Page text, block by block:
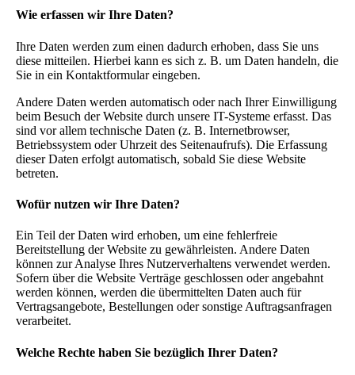
Wie erfassen wir Ihre Daten?
Ihre Daten werden zum einen dadurch erhoben, dass Sie uns
diese mitteilen. Hierbei kann es sich z. B. um Daten handeln, die
Sie in ein Kontaktformular eingeben.
Andere Daten werden automatisch oder nach Ihrer Einwilligung
beim Besuch der Website durch unsere IT-Systeme erfasst. Das
sind vor allem technische Daten (z. B. Internetbrowser,
Betriebssystem oder Uhrzeit des Seitenaufrufs). Die Erfassung
dieser Daten erfolgt automatisch, sobald Sie diese Website
betreten.
Wofür nutzen wir Ihre Daten?
Ein Teil der Daten wird erhoben, um eine fehlerfreie
Bereitstellung der Website zu gewährleisten. Andere Daten
können zur Analyse Ihres Nutzerverhaltens verwendet werden.
Sofern über die Website Verträge geschlossen oder angebahnt
werden können, werden die übermittelten Daten auch für
Vertragsangebote, Bestellungen oder sonstige Auftragsanfragen
verarbeitet.
Welche Rechte haben Sie bezüglich Ihrer Daten?